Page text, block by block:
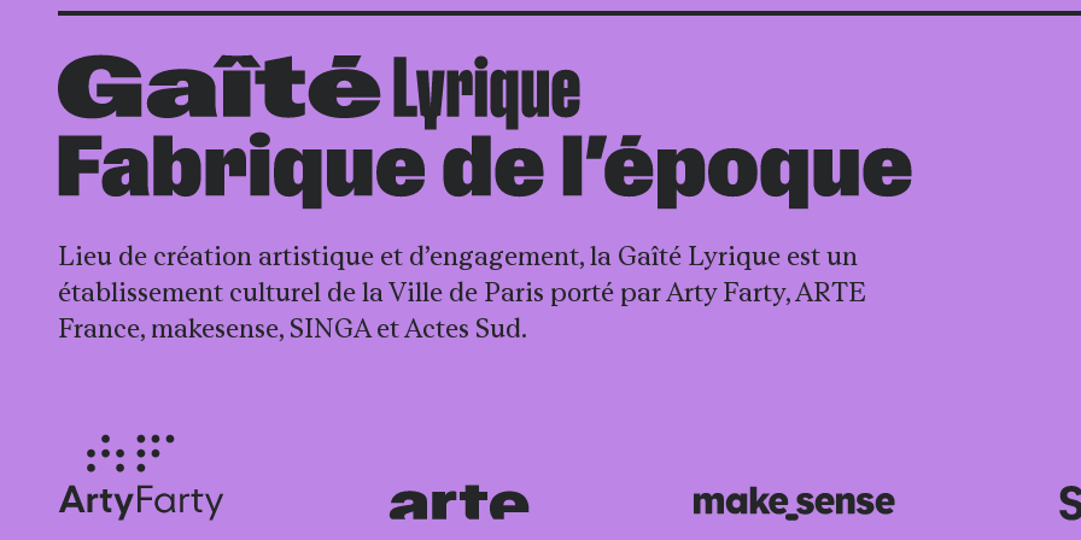
Lieu de création artistique et d’engagement, la Gaîté Lyrique est un
établissement culturel de la Ville de Paris porté par Arty Farty, ARTE
France, makesense, SINGA et Actes Sud.